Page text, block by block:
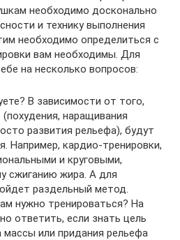
необходимо досконально
и технику выполнения
необходимо определиться с
вам необходимы. Для
на несколько вопросов:
В зависимости от того,
наращивания
развития рельефа), будут
Например, кардио-тренировки,
и круговыми,
сжиганию жира. А для
раздельный метод.
нужно тренироваться? На
ответить, если знать цель
или придания рельефа